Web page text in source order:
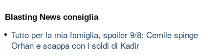
Blasting News consiglia
Tutto per la mia famiglia, spoiler 9/8: Cemile spinge
Orhan e scappa con i soldi di Kadir